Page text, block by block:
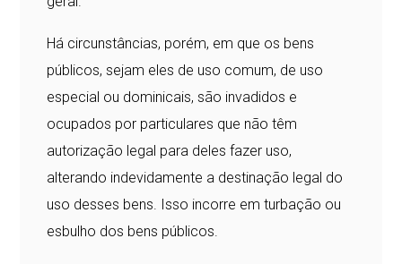
Há circunstâncias, porém, em que os bens
públicos, sejam eles de uso comum, de uso
especial ou dominicais, são invadidos e
ocupados por particulares que não têm
autorização legal para deles fazer uso,
alterando indevidamente a destinação legal do
uso desses bens. Isso incorre em turbação ou
esbulho dos bens públicos.